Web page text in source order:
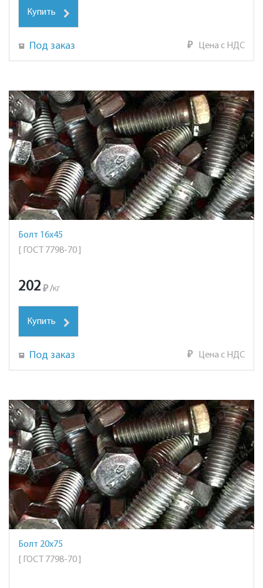
Купить
Под заказ ₽ Цена с НДС
Болт 16х45
[ ГОСТ 7798-70 ]
202 ₽ /кг
Купить
Под заказ ₽ Цена с НДС
Болт 20х75
[ ГОСТ 7798-70 ]